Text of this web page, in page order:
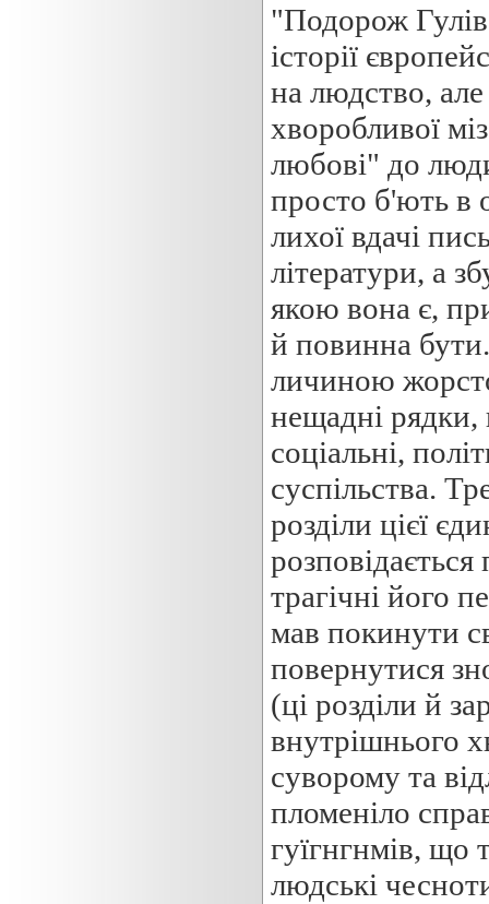
"Подорож
історії
на людство,
хворобливої
любові" до
просто б'ють в
лихої вдачі
літератури, а
якою вона є,
й повинна
личиною
нещадні рядки,
соціальні,
суспільства.
розділи цієї
трагічні його
мав покинути
повернутися
(ці розділи й
внутрішнього
суворому та
пломеніло
гуїгнгнмів, що
людські